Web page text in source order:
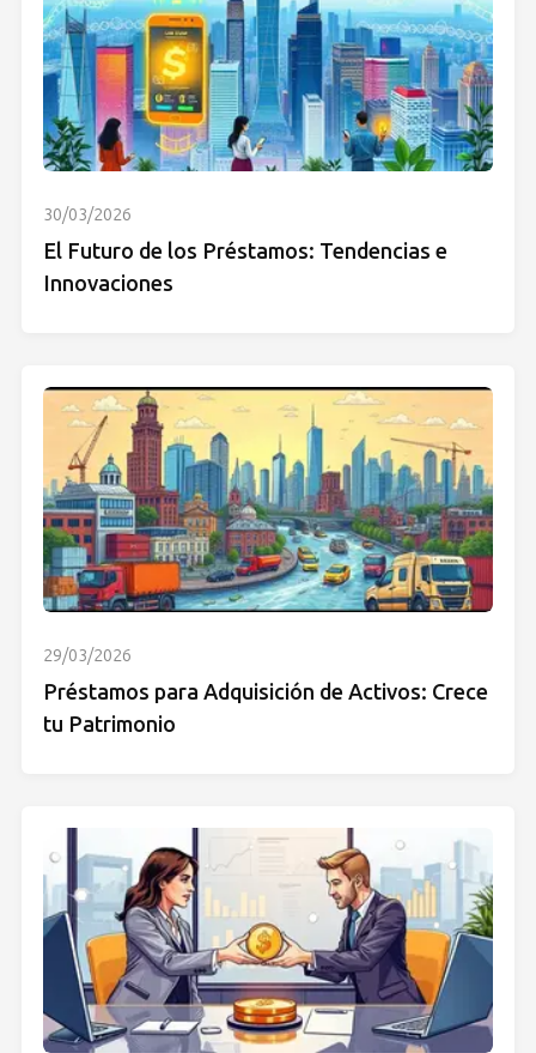
30/03/2026
El Futuro de los Préstamos: Tendencias e
Innovaciones
29/03/2026
Préstamos para Adquisición de Activos: Crece
tu Patrimonio